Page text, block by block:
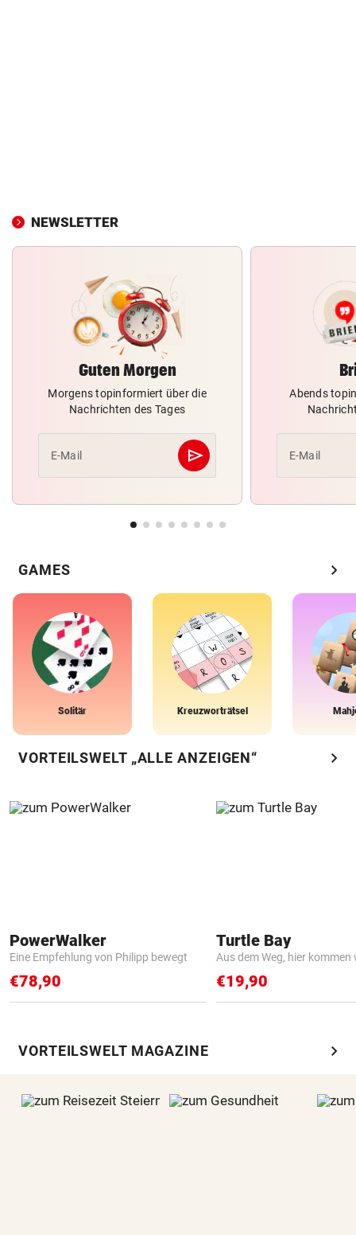
NEWSLETTER
Guten Morgen
Morgens topinformiert über die
Nachrichten des Tages
E-Mail send
Abschicken
Abends
E-Mail
GAMES chevron_right
Solitär Kreuzworträtsel
VORTEILSWELT „ALLE ANZEIGEN“ chevron_right
PowerWalker
Eine Empfehlung von Philipp bewegt
€78,90
Turtle Bay
Aus dem Weg, hier kommen
€19,90
VORTEILSWELT MAGAZINE chevron_right